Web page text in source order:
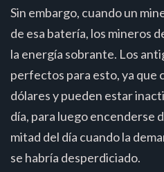
Sin embargo, cuando un
de esa batería, los mineros
la energía sobrante. Los
perfectos para esto, ya que
dólares y pueden estar
día, para luego encenderse
mitad del día cuando la
se habría desperdiciado.